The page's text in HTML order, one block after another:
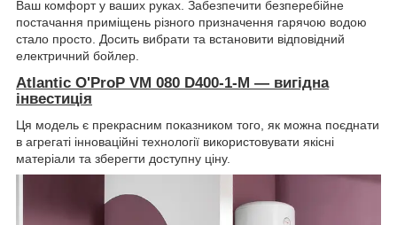
Ваш комфорт у ваших руках. Забезпечити безперебійне
постачання приміщень різного призначення гарячою водою
стало просто. Досить вибрати та встановити відповідний
електричний бойлер.
Atlantic O'ProP VM 080 D400-1-M — вигідна
інвестиція
Ця модель є прекрасним показником того, як можна поєднати
в агрегаті інноваційні технології використовувати якісні
матеріали та зберегти доступну ціну.